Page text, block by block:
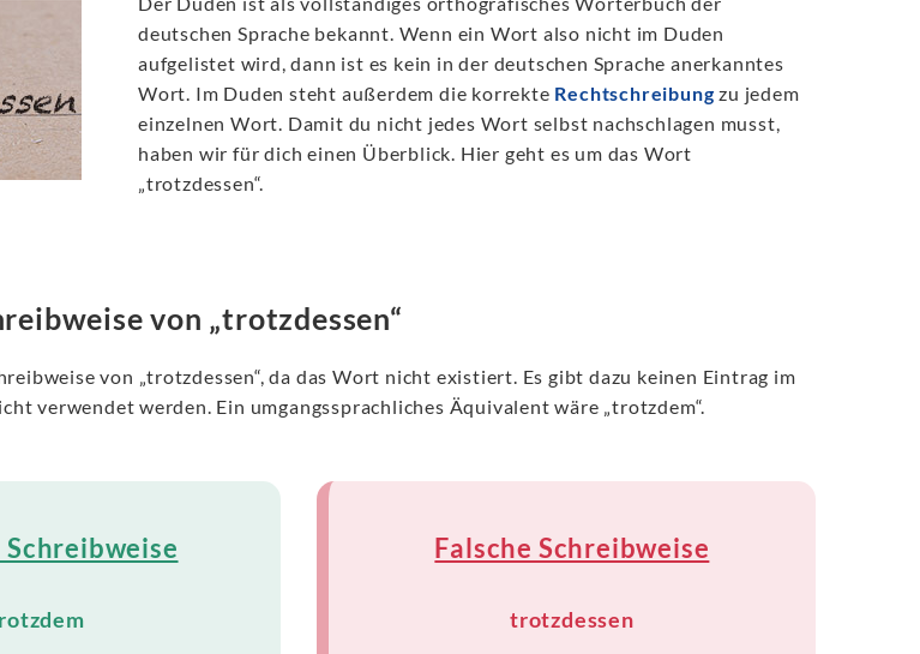
deutschen Sprache bekannt. Wenn ein Wort also nicht im Duden
aufgelistet wird, dann ist es kein in der deutschen Sprache anerkanntes
Wort. Im Duden steht außerdem die korrekte Rechtschreibung zu jedem
einzelnen Wort. Damit du nicht jedes Wort selbst nachschlagen musst,
haben wir für dich einen Überblick. Hier geht es um das Wort
„trotzdessen“.
von „trotzdessen“
von „trotzdessen“, da das Wort nicht existiert. Es gibt dazu keinen Eintrag im
verwendet werden. Ein umgangssprachliches Äquivalent wäre „trotzdem“.
Falsche Schreibweise
trotzdessen